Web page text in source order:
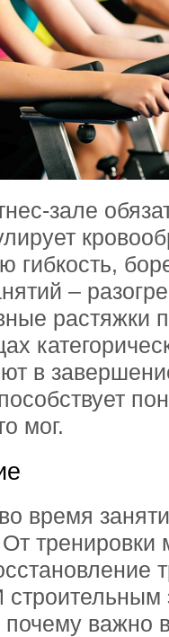
зале
–
растяжки
в
мог.
время
От
важно